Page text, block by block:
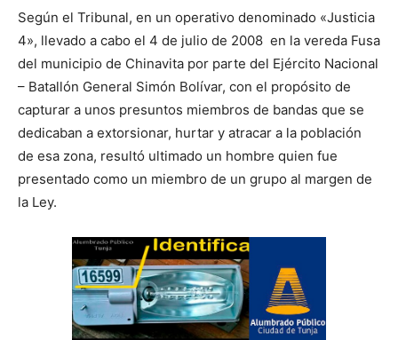
Según el Tribunal, en un operativo denominado «Justicia
4», llevado a cabo el 4 de julio de 2008 en la vereda Fusa
del municipio de Chinavita por parte del Ejército Nacional
– Batallón General Simón Bolívar, con el propósito de
capturar a unos presuntos miembros de bandas que se
dedicaban a extorsionar, hurtar y atracar a la población
de esa zona, resultó ultimado un hombre quien fue
presentado como un miembro de un grupo al margen de
la Ley.